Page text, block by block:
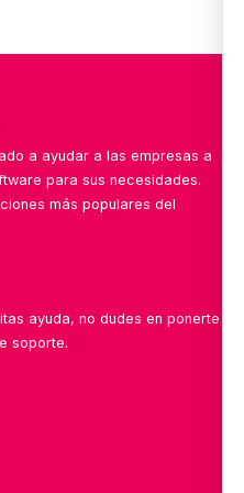
o especializadas
a ayudar a las empresas a
para sus necesidades.
más populares del
ayuda, no dudes en ponerte
soporte.